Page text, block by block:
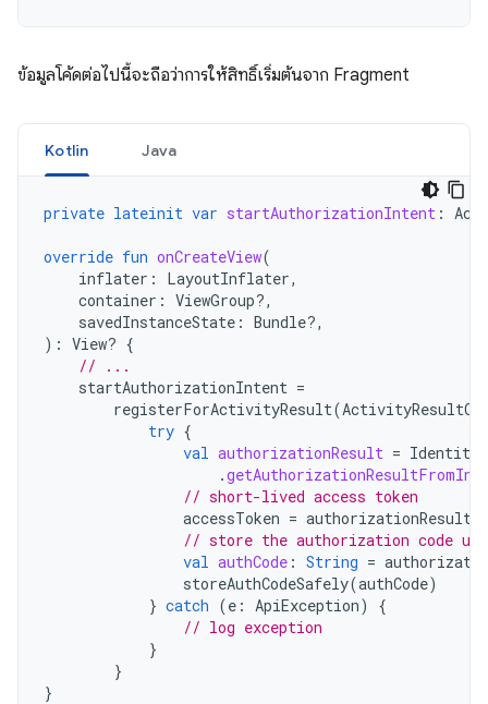
ข้อมูลโค้ดต่อไปนี้จะถือว่าการให้สิทธิ์เริ่มต้นจาก Fragment
Kotlin Java
private lateinit var startAuthorizationIntent :
override fun onCreateView(
inflater : LayoutInflater,
container : ViewGroup?,
savedInstanceState : Bundle?,
): View? {
// ...
startAuthorizationIntent =
registerForActivityResult(
try {
val authorizationResult = Identity
.
// short-lived access token
accessToken = authorizationResult
// store the authorization code
val authCode : String =
storeAuthCodeSafely(authCode)
} catch (e : ApiException)
{
// log exception
}
}
}